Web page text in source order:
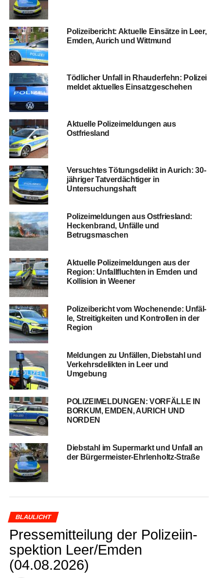
Poli­zei­be­richt: Aktu­el­le Ein­sät­ze in Leer,
Emden, Aurich und Wittmund
Töd­li­cher Unfall in Rhau­der­fehn: Poli­zei
mel­det aktu­el­les Einsatzgeschehen
Aktu­el­le Poli­zei­mel­dun­gen aus
Ostfriesland
Ver­such­tes Tötungs­de­likt in Aurich: 30-
jäh­ri­ger Tat­ver­däch­ti­ger in
Untersuchungshaft
Poli­zei­mel­dun­gen aus Ost­fries­land:
Hecken­brand, Unfäl­le und
Betrugsmaschen
Aktu­el­le Poli­zei­mel­dun­gen aus der
Regi­on: Unfall­fluch­ten in Emden und
Kol­li­si­on in Weener
Poli­zei­be­richt vom Wochen­en­de: Unfäl­
le, Strei­tig­kei­ten und Kon­trol­len in der
Region
Mel­dun­gen zu Unfäl­len, Dieb­stahl und
Ver­kehrs­de­lik­ten in Leer und
Umgebung
POLIZEIMELDUNGEN: VORFÄLLE IN
BORKUM, EMDEN, AURICH UND
NORDEN
Dieb­stahl im Super­markt und Unfall an
der Bürgermeister-Ehrlenholtz-Straße
BLAULICHT
Pres­se­mit­tei­lung der Poli­zei­in­
spek­ti­on Leer/Emden
(04.08.2026)